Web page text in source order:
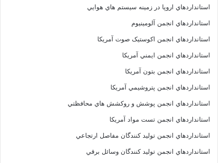
استانداردهاي اروپا در زمينه سيستم هاي هوايي
استانداردهاي انجمن آلومينيوم
استانداردهاي انجمن اکوستيک صوت آمريکا
استانداردهاي انجمن ايمني آمريکا
استانداردهاي انجمن بتون آمريکا
استانداردهاي انجمن پتروشيمي آمريکا
استانداردهاي انجمن پوشش و روکشش هاي محافظتي
استانداردهاي انجمن تست مواد آمريکا
استانداردهاي انجمن توليد کنندگان مفاصل ارتجاعي
استانداردهاي انجمن توليد کنندگان وسائل برقي